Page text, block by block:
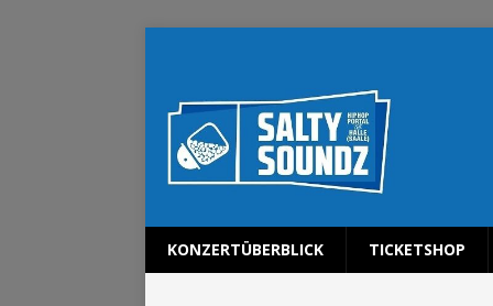
KONZERTÜBERBLICK TICKETSHOP